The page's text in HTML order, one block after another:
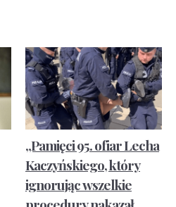
„Pamięci 95. ofiar Lecha
Kaczyńskiego, który
ignorując wszelkie